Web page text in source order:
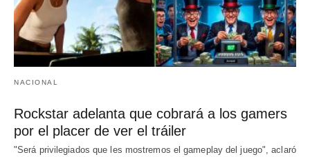
NACIONAL
Rockstar adelanta que cobrará a los gamers
por el placer de ver el tráiler
"Será privilegiados que les mostremos el gameplay del juego", aclaró